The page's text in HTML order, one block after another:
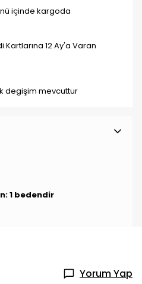
içinde kargoda
Kartlarına 12 Ay'a Varan
degişim mevcuttur
1 bedendir
Yorum Yap